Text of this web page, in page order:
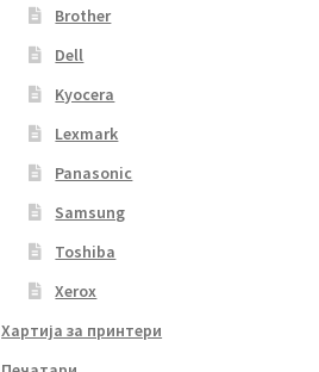
Brother
Dell
Kyocera
Lexmark
Panasonic
Samsung
Toshiba
Xerox
Хартија за принтери